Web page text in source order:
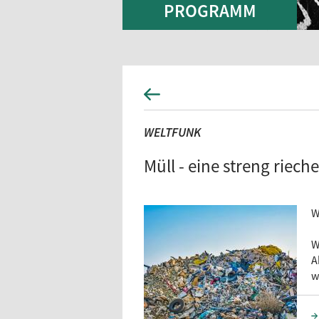
PROGRAMM
WELTFUNK
Müll - eine streng